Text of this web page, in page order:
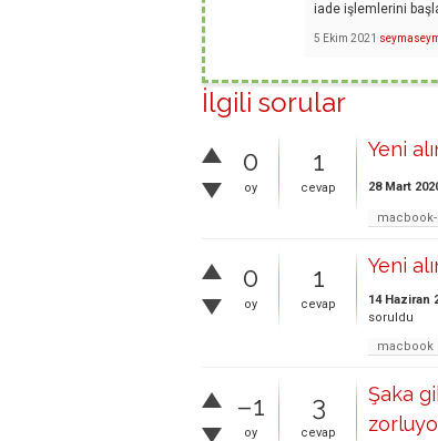
iade işlemlerini
5 Ekim 2021
İlgili sorular
0
oy
1
cevap
Yeni
28 Mart
0
oy
1
cevap
Yeni
14 Haziran
soruldu
macbook
–1
oy
3
cevap
Şaka